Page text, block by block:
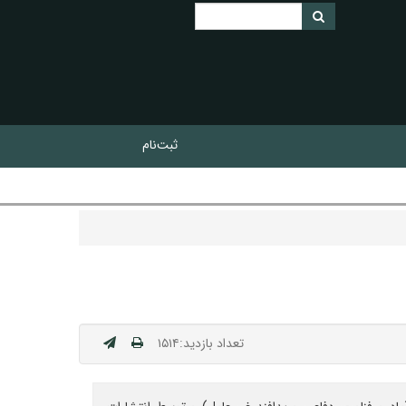
ثبت‌نام
تعداد بازدید:۱۵۱۴